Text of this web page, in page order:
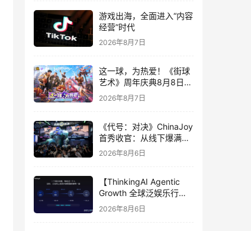
游戏出海，全面进入“内容
经营”时代
2026年8月7日
这一球，为热爱！《街球
艺术》周年庆典8月8日正
式上线，多重福利与全新
内容同步开启
2026年8月7日
《代号：对决》ChinaJoy
首秀收官：从线下爆满看
见玩家的真实期待
2026年8月6日
【ThinkingAI Agentic
Growth 全球泛娱乐行业
峰会】Agent 时代，人到
底负责什么
2026年8月6日